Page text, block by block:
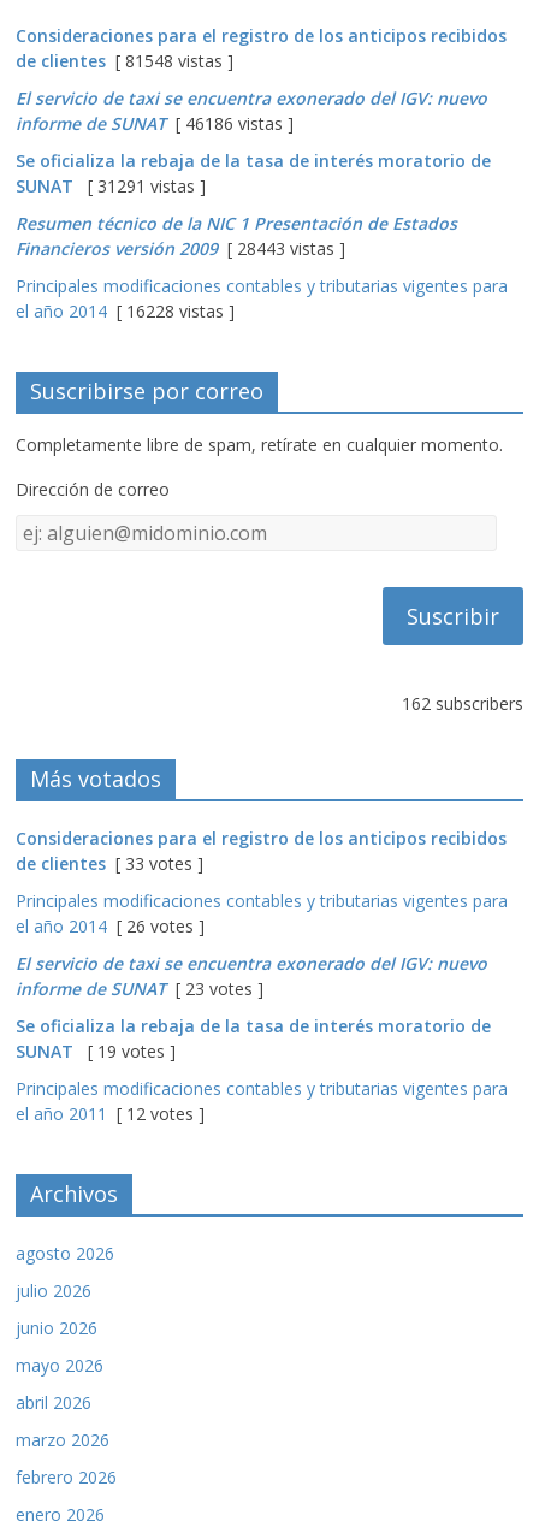
Consideraciones para el registro de los anticipos recibidos
de clientes [ 81548 vistas ]
El servicio de taxi se encuentra exonerado del IGV: nuevo
informe de SUNAT[ 46186 vistas ]
Se oficializa la rebaja de la tasa de interés moratorio de
SUNAT
[ 31291 vistas ]
Resumen técnico de la NIC 1 Presentación de Estados
Financieros versión 2009[ 28443 vistas ]
Principales modificaciones contables y tributarias vigentes para
el año 2014 [ 16228 vistas ]
Suscribirse por correo
Completamente libre de spam, retírate en cualquier momento.
Dirección de correo
Dirección
de
162 subscribers
Más votados
Consideraciones para el registro de los anticipos recibidos
de clientes [ 33 votes ]
Principales modificaciones contables y tributarias vigentes para
el año 2014 [ 26 votes ]
El servicio de taxi se encuentra exonerado del IGV: nuevo
informe de SUNAT[ 23 votes ]
Se oficializa la rebaja de la tasa de interés moratorio de
SUNAT
[ 19 votes ]
Principales modificaciones contables y tributarias vigentes para
el año 2011 [ 12 votes ]
Archivos
agosto 2026
julio 2026
junio 2026
mayo 2026
abril 2026
marzo 2026
febrero 2026
enero 2026